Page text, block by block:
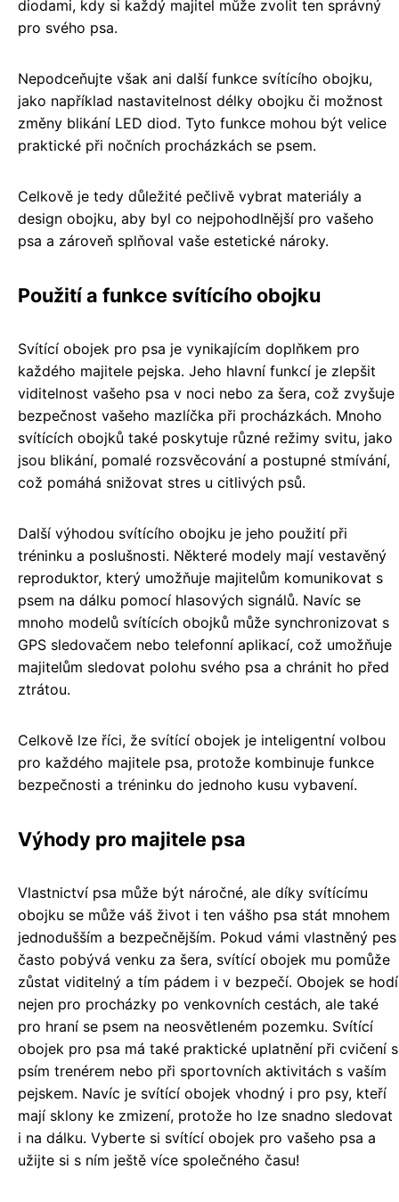
diodami, kdy si každý majitel může zvolit ten správný
pro svého psa.
Nepodceňujte však ani další funkce svítícího obojku,
jako například nastavitelnost délky obojku či možnost
změny blikání LED diod. Tyto funkce mohou být velice
praktické při nočních procházkách se psem.
Celkově je tedy důležité pečlivě vybrat materiály a
design obojku, aby byl co nejpohodlnější pro vašeho
psa a zároveň splňoval vaše estetické nároky.
Použití a funkce svítícího obojku
Svítící obojek pro psa je vynikajícím doplňkem pro
každého majitele pejska. Jeho hlavní funkcí je zlepšit
viditelnost vašeho psa v noci nebo za šera, což zvyšuje
bezpečnost vašeho mazlíčka při procházkách. Mnoho
svítících obojků také poskytuje různé režimy svitu, jako
jsou blikání, pomalé rozsvěcování a postupné stmívání,
což pomáhá snižovat stres u citlivých psů.
Další výhodou svítícího obojku je jeho použití při
tréninku a poslušnosti. Některé modely mají vestavěný
reproduktor, který umožňuje majitelům komunikovat s
psem na dálku pomocí hlasových signálů. Navíc se
mnoho modelů svítících obojků může synchronizovat s
GPS sledovačem nebo telefonní aplikací, což umožňuje
majitelům sledovat polohu svého psa a chránit ho před
ztrátou.
Celkově lze říci, že svítící obojek je inteligentní volbou
pro každého majitele psa, protože kombinuje funkce
bezpečnosti a tréninku do jednoho kusu vybavení.
Výhody pro majitele psa
Vlastnictví psa může být náročné, ale díky svítícímu
obojku se může váš život i ten vášho psa stát mnohem
jednodušším a bezpečnějším. Pokud vámi vlastněný pes
často pobývá venku za šera, svítící obojek mu pomůže
zůstat viditelný a tím pádem i v bezpečí. Obojek se hodí
nejen pro procházky po venkovních cestách, ale také
pro hraní se psem na neosvětleném pozemku. Svítící
obojek pro psa má také praktické uplatnění při cvičení s
psím trenérem nebo při sportovních aktivitách s vaším
pejskem. Navíc je svítící obojek vhodný i pro psy, kteří
mají sklony ke zmizení, protože ho lze snadno sledovat
i na dálku. Vyberte si svítící obojek pro vašeho psa a
užijte si s ním ještě více společného času!